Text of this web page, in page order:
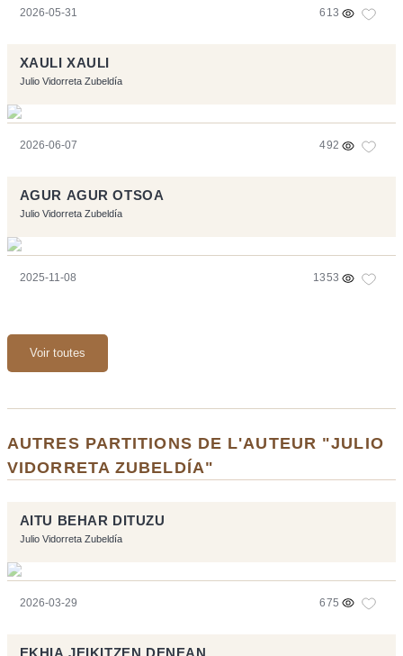
2026-05-31 613
XAULI XAULI
Julio Vidorreta Zubeldía
2026-06-07 492
AGUR AGUR OTSOA
Julio Vidorreta Zubeldía
2025-11-08 1353
Voir toutes
AUTRES PARTITIONS DE L'AUTEUR "JULIO
VIDORRETA ZUBELDÍA"
AITU BEHAR DITUZU
Julio Vidorreta Zubeldía
2026-03-29 675